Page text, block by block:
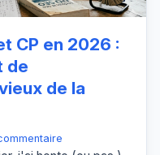
CP en 2026 :
de
de la